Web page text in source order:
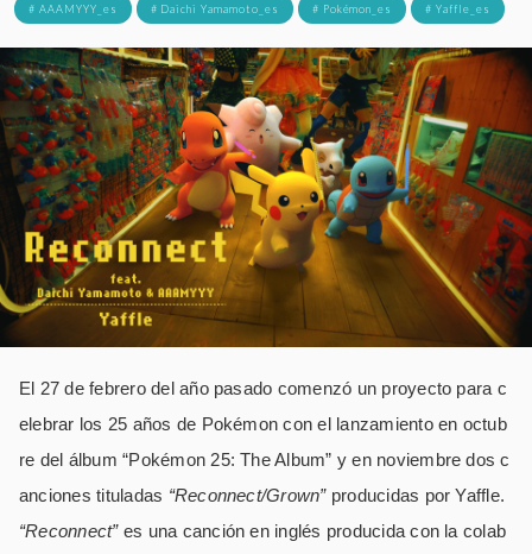
# AAAMYYY_es # Daichi Yamamoto_es # Pokémon_es # Yaffle_es
El 27 de febrero del año pasado comenzó un proyecto para c
elebrar los 25 años de Pokémon con el lanzamiento en octub
re del álbum “Pokémon 25: The Album” y en noviembre dos c
anciones tituladas “Reconnect/Grown”producidas por Yaffle.
“Reconnect”es una canción en inglés producida con la colab